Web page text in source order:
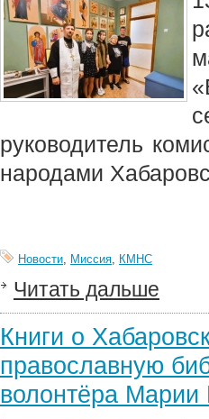
руководитель
народами
Новости, Миссия, КМНС
Читать дальше
Книги о
православную
волонтёра Марии